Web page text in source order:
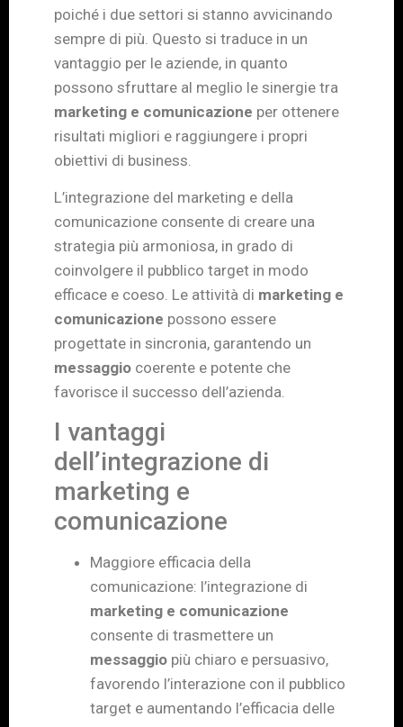
poiché i due settori si stanno avvicinando
sempre di più. Questo si traduce in un
vantaggio per le aziende, in quanto
possono sfruttare al meglio le sinergie tra
marketing e comunicazione per ottenere
risultati migliori e raggiungere i propri
obiettivi di business.
L’integrazione del marketing e della
comunicazione consente di creare una
strategia più armoniosa, in grado di
coinvolgere il pubblico target in modo
efficace e coeso. Le attività di marketing e
comunicazione possono essere
progettate in sincronia, garantendo un
messaggio coerente e potente che
favorisce il successo dell’azienda.
I vantaggi
dell’integrazione di
marketing e
comunicazione
Maggiore efficacia della
comunicazione: l’integrazione di
marketing e comunicazione
consente di trasmettere un
messaggio più chiaro e persuasivo,
favorendo l’interazione con il pubblico
target e aumentando l’efficacia delle